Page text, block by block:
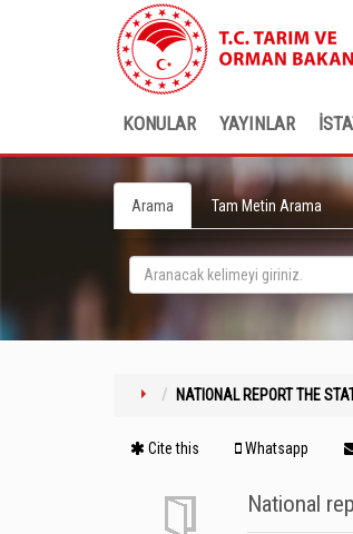
KONULAR YAYINLAR
Arama Tam Metin Arama
NATIONAL REPORT THE
Cite this Whatsapp
National